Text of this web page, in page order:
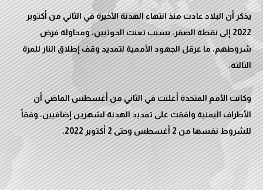
يذكر أن البلاد عادت منذ انتهاء الهدنة الأخيرة في الثاني من أكتوبر
2022 إلى نقطة الصفر، بسبب تعنت الحوثيين، ومحاولة فرض
شروطهم، ما عرقل الجهود الأممية لتمديد وقف إطلاق النار للمرة
وكانت الأمم المتحدة أعلنت في الثاني من أغسطس الماضي أن
الأطراف اليمنية وافقت على تمديد الهدنة لشهرين إضافيين، وفقاً
للشروط نفسها من 2 أغسطس وحتى 2 أكتوبر 2022.